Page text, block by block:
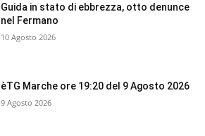
Guida in stato di ebbrezza, otto denunce
nel Fermano
10 Agosto 2026
èTG Marche ore 19:20 del 9 Agosto 2026
9 Agosto 2026